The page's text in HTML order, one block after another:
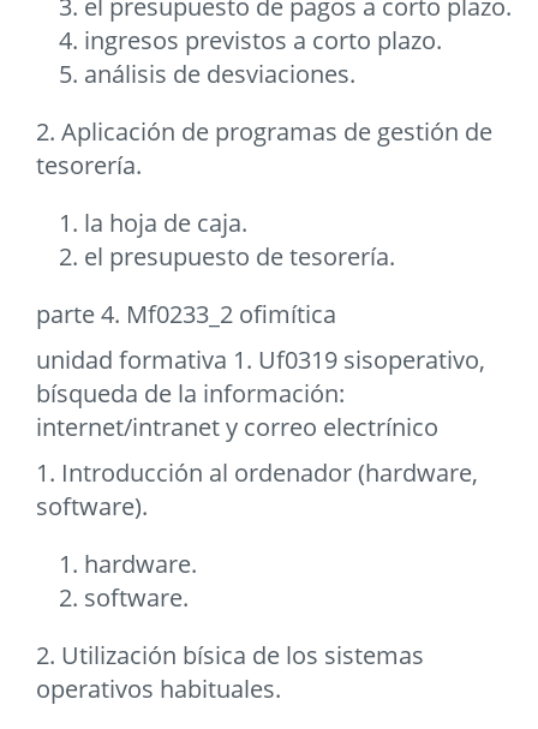
el presupuesto de pagos a corto plazo.
ingresos previstos a corto plazo.
análisis de desviaciones.
2. Aplicación de programas de gestión de
tesorería.
la hoja de caja.
el presupuesto de tesorería.
parte 4. Mf0233_2 ofimítica
unidad formativa 1. Uf0319 sisoperativo,
bísqueda de la información:
internet/intranet y correo electrínico
1. Introducción al ordenador (hardware,
software).
hardware.
software.
2. Utilización bísica de los sistemas
operativos habituales.